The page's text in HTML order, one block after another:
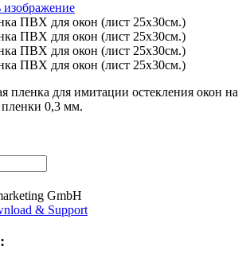
изображение
пленка для имитации остекления окон на
0,3 мм.
GmbH
& Support